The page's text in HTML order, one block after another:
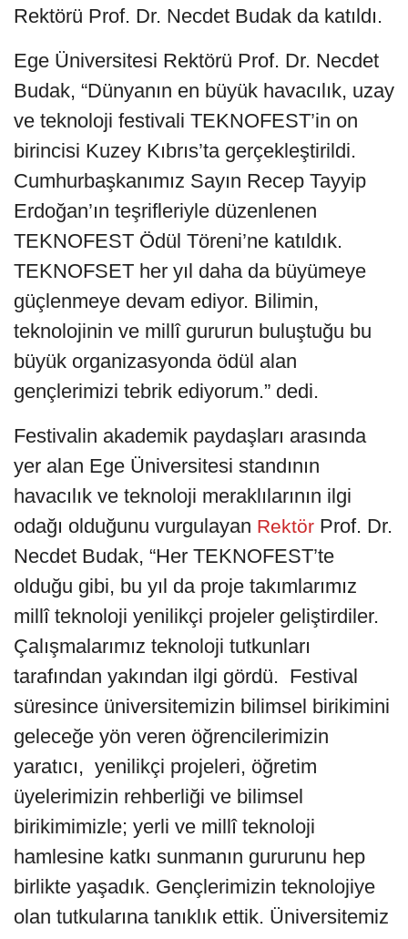
Rektörü Prof. Dr. Necdet Budak da katıldı.
Ege Üniversitesi Rektörü Prof. Dr. Necdet
Budak, “Dünyanın en büyük havacılık, uzay
ve teknoloji festivali TEKNOFEST’in on
birincisi Kuzey Kıbrıs’ta gerçekleştirildi.
Cumhurbaşkanımız Sayın Recep Tayyip
Erdoğan’ın teşrifleriyle düzenlenen
TEKNOFEST Ödül Töreni’ne katıldık.
TEKNOFSET her yıl daha da büyümeye
güçlenmeye devam ediyor. Bilimin,
teknolojinin ve millî gururun buluştuğu bu
büyük organizasyonda ödül alan
gençlerimizi tebrik ediyorum.” dedi.
Festivalin akademik paydaşları arasında
yer alan Ege Üniversitesi standının
havacılık ve teknoloji meraklılarının ilgi
odağı olduğunu vurgulayan Rektör Prof. Dr.
Necdet Budak, “Her TEKNOFEST’te
olduğu gibi, bu yıl da proje takımlarımız
millî teknoloji yenilikçi projeler geliştirdiler.
Çalışmalarımız teknoloji tutkunları
tarafından yakından ilgi gördü. Festival
süresince üniversitemizin bilimsel birikimini
geleceğe yön veren öğrencilerimizin
yaratıcı, yenilikçi projeleri, öğretim
üyelerimizin rehberliği ve bilimsel
birikimimizle; yerli ve millî teknoloji
hamlesine katkı sunmanın gururunu hep
birlikte yaşadık. Gençlerimizin teknolojiye
olan tutkularına tanıklık ettik. Üniversitemiz